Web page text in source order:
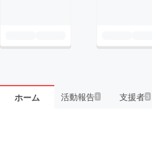
ホーム 活動報告1 支援者3